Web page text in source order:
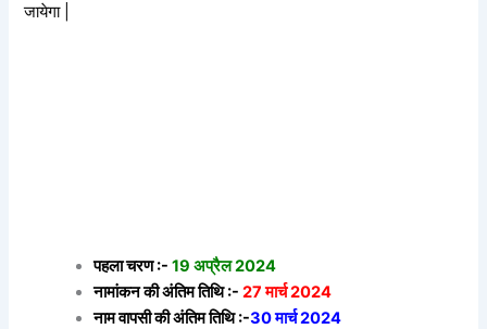
जायेगा |
पहला चरण :-19 अप्रैल 2024
नामांकन की अंतिम तिथि :-27 मार्च 2024
नाम वापसी की अंतिम तिथि :-30 मार्च 2024